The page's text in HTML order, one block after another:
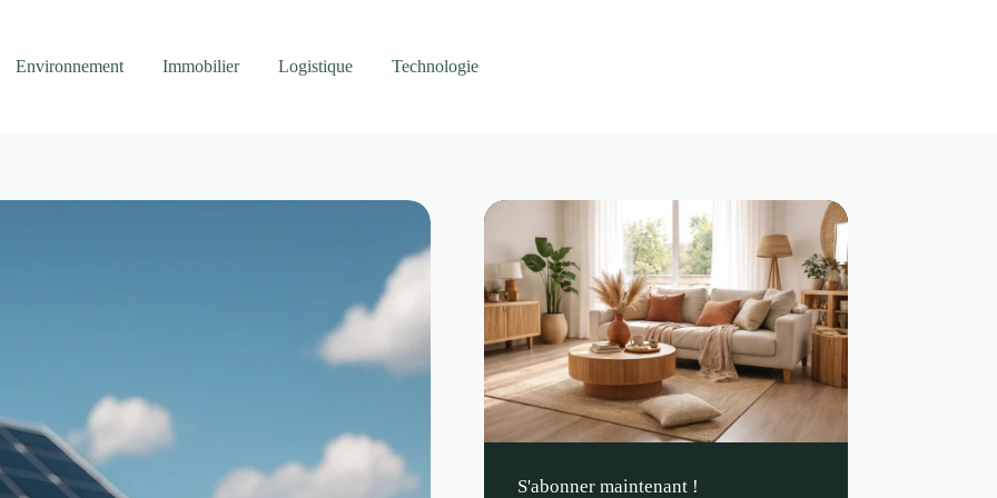
Environnement Immobilier Logistique Technologie
S'abonner maintenant !